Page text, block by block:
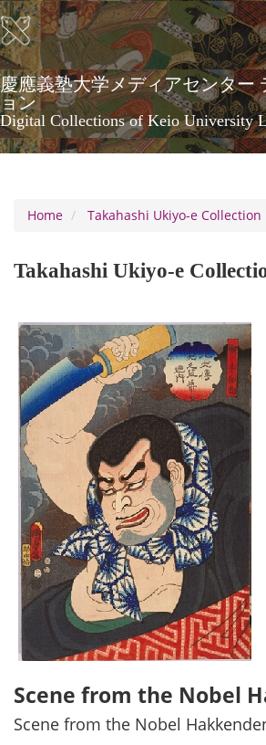
Skip
to
main
content
慶應義塾大学メディアセンター
ョン
Digital Collections of Keio University
Home
Takahashi Ukiyo-e Collection
Takahashi Ukiyo-e
Scene from the Nobel
Scene from the Nobel